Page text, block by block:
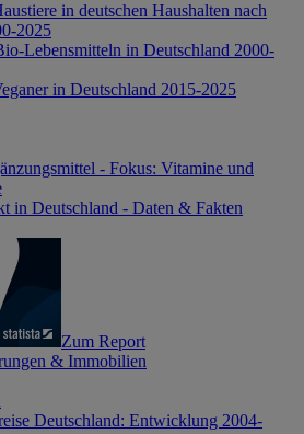
in deutschen Haushalten nach
2025
Lebensmitteln in Deutschland 2000-
in Deutschland 2015-2025
- Fokus: Vitamine und
in Deutschland - Daten & Fakten
Zum Report
& Immobilien
Deutschland: Entwicklung 2004-